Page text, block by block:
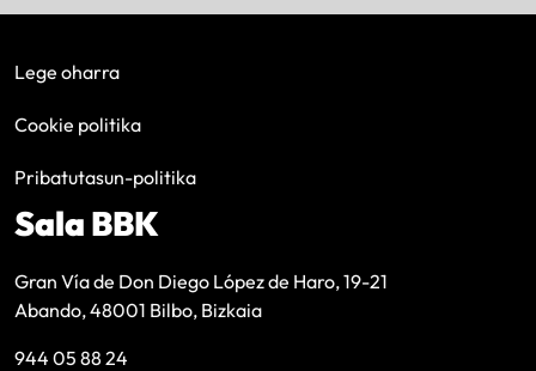
Lege oharra
Cookie politika
Pribatutasun-politika
Sala BBK
Gran Vía de Don Diego López de Haro, 19-21
Abando, 48001 Bilbo, Bizkaia
944 05 88 24